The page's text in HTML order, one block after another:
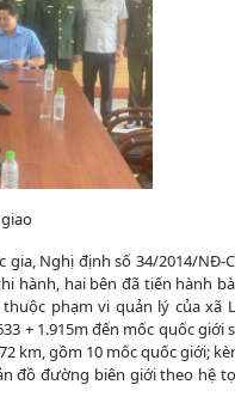
gia, Nghị định số 34/2014/NĐ-
hành, hai bên đã tiến hành
phạm vi quản lý của xã
+ 1.915m đến mốc quốc giới
km, gồm 10 mốc quốc giới;
đồ đường biên giới theo hệ